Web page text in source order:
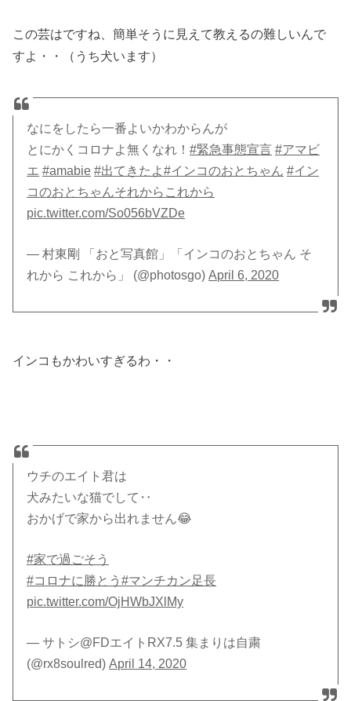
この芸はですね、簡単そうに見えて教えるの難しいんで
すよ・・（うち犬います）
なにをしたら一番よいかわからんが
とにかくコロナよ無くなれ！#緊急事態宣言 #アマビ
エ #amabie #出てきたよ#インコのおとちゃん #イン
コのおとちゃんそれからこれから
pic.twitter.com/So056bVZDe
— 村東剛 「おと写真館」「インコのおとちゃん そ
れから これから」 (@photosgo)April 6, 2020
インコもかわいすぎるわ・・
ウチのエイト君は
犬みたいな猫でして‥
おかげで家から出れません😂
#家で過ごそう
#コロナに勝とう#マンチカン足長
pic.twitter.com/OjHWbJXlMy
— サトシ@FDエイトRX7.5 集まりは自粛
(@rx8soulred)April 14, 2020